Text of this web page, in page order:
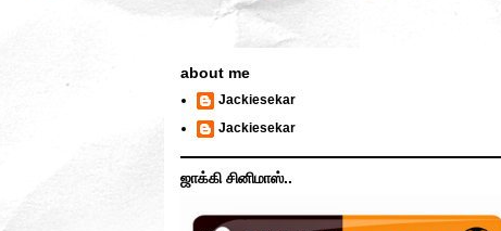
about me
Jackiesekar
Jackiesekar
ஜாக்கி சினிமாஸ்..